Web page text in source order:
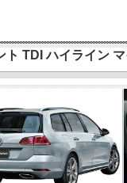
TDI ハイライン